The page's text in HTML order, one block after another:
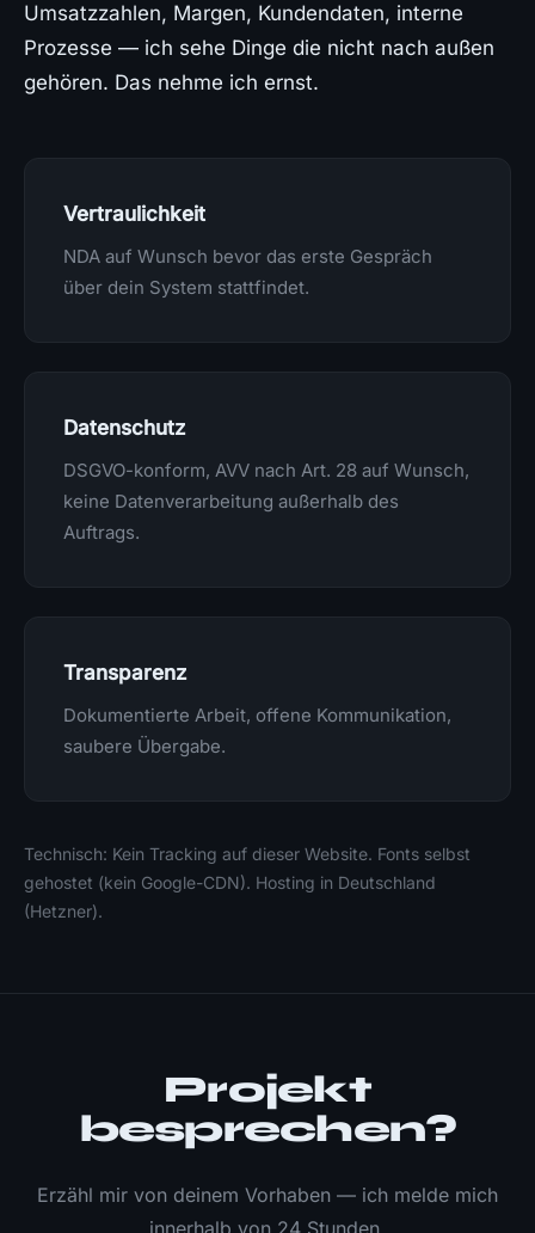
Umsatzzahlen, Margen, Kundendaten, interne
Prozesse — ich sehe Dinge die nicht nach außen
gehören. Das nehme ich ernst.
Vertraulichkeit
NDA auf Wunsch bevor das erste Gespräch
über dein System stattfindet.
Datenschutz
DSGVO-konform, AVV nach Art. 28 auf Wunsch,
keine Datenverarbeitung außerhalb des
Auftrags.
Transparenz
Dokumentierte Arbeit, offene Kommunikation,
saubere Übergabe.
Technisch: Kein Tracking auf dieser Website. Fonts selbst
gehostet (kein Google-CDN). Hosting in Deutschland
(Hetzner).
Projekt
besprechen?
Erzähl mir von deinem Vorhaben — ich melde mich
innerhalb von 24 Stunden.